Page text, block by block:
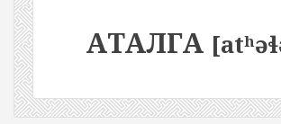
АТАЛГА